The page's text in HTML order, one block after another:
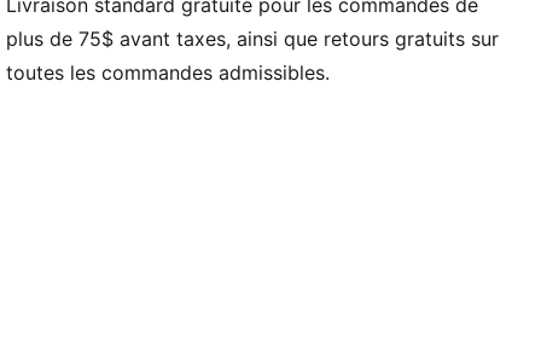
sûr une touche de style amusant et rétro à n'importe
quel look!
CARACTÉRISTIQUES ET AVANTAGES
Livraison standard gratuite pour les commandes de
plus de 75$ avant taxes, ainsi que retours gratuits sur
toutes les commandes admissibles.